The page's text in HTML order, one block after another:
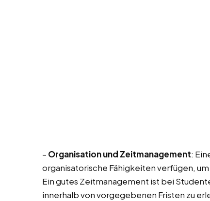
– Organisation und Zeitmanagement:
organisatorische Fähigkeiten verfügen,
Ein gutes Zeitmanagement ist bei
innerhalb von vorgegebenen Fristen zu